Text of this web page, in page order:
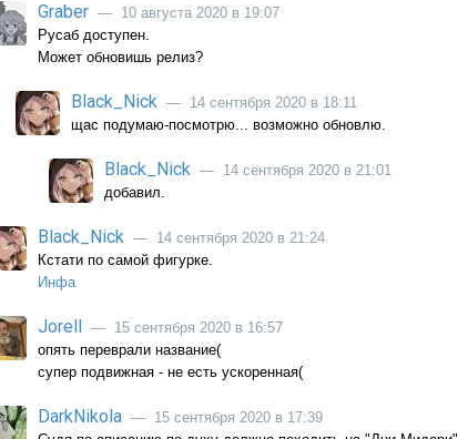
Graber — 10 августа 2020 в 19:07
Русаб доступен.
Может обновишь релиз?
Black_Nick — 14 сентября 2020 в 18:11
щас подумаю-посмотрю... возможно обновлю.
Black_Nick — 14 сентября 2020 в 21:01
добавил.
Black_Nick — 14 сентября 2020 в 21:24
Кстати по самой фигурке.
Инфа
Jorell — 15 сентября 2020 в 16:57
опять переврали название(
супер подвижная - не есть ускоренная(
DarkNikola — 15 сентября 2020 в 17:39